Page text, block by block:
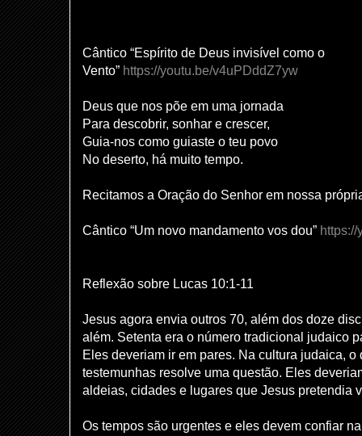
Cântico “Espírito de Deus invisível como o
Vento” https://youtu.be/v4uPDddZ7yw
Deus que nos põe em uma jornada
Para descobrir, sonhar e crescer,
Guia-nos como guiaste o teu povo
No deserto, há muito tempo.
Recitamos a Oração do Senhor em nossa
Cântico “Um novo mandamento vos dou”
Reflexão sobre Lucas 10:1-11
Jesus agora envia outros 70, além dos doze
além. Setenta era o número tradicional judaico
Eles deveriam ir em pares. Na cultura judaica, o
testemunhas resolve uma questão. Eles
aldeias, cidades e lugares que Jesus pretendia
Os tempos são urgentes e eles devem confiar